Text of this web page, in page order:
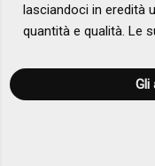
lasciandoci in eredità
quantità e qualità. Le
Gli